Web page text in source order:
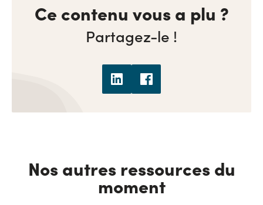
Ce contenu vous a plu ?
Partagez-le !
Nos autres ressources du
moment